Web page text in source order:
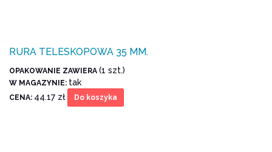
RURA TELESKOPOWA 35 MM.
OPAKOWANIE ZAWIERA (1 szt.)
W MAGAZYNIE: tak
CENA: 44.17 zł Do koszyka